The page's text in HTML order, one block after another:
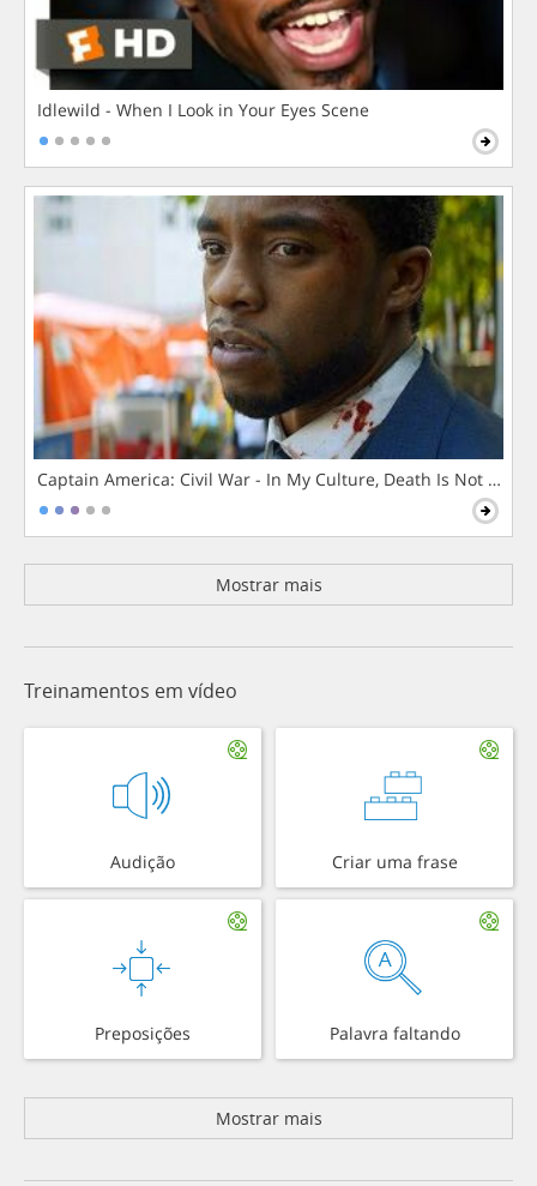
Idlewild - When I Look in Your Eyes Scene
Captain America: Civil War - In My Culture, Death Is Not The
Mostrar mais
Treinamentos em vídeo
Audição Criar uma frase
Preposições Palavra faltando
Mostrar mais